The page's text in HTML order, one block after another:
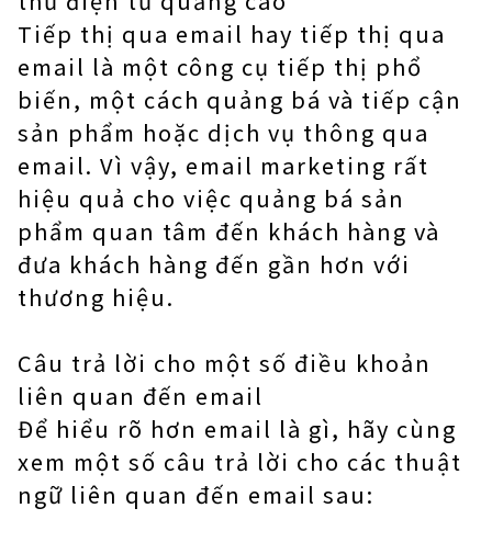
Tiếp thị qua email hay tiếp thị qua
email là một công cụ tiếp thị phổ
biến, một cách quảng bá và tiếp cận
sản phẩm hoặc dịch vụ thông qua
email. Vì vậy, email marketing rất
hiệu quả cho việc quảng bá sản
phẩm quan tâm đến khách hàng và
đưa khách hàng đến gần hơn với
thương hiệu.
Câu trả lời cho một số điều khoản
liên quan đến email
Để hiểu rõ hơn email là gì, hãy cùng
xem một số câu trả lời cho các thuật
ngữ liên quan đến email sau: